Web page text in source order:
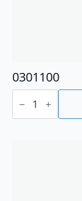
0301100
0301100
adet